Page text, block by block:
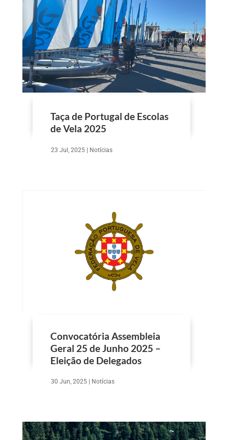
Taça de Portugal de Escolas
de Vela 2025
23 Jul, 2025| Notícias
Convocatória Assembleia
Geral 25 de Junho 2025 –
Eleição de Delegados
30 Jun, 2025| Notícias